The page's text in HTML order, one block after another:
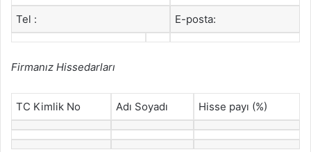
Tel : E-posta:
Firmanız Hissedarları
TC Kimlik No Adı Soyadı Hisse payı (%)